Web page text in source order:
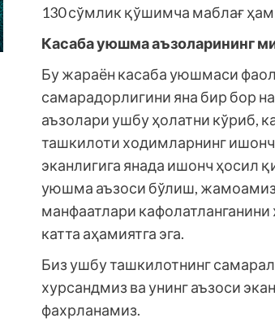
130 сўмлик қўшимча маблағ
Касаба уюшма аъзоларининг
Бу жараён касаба уюшмаси
самарадорлигини яна бир бор
аъзолари ушбу ҳолатни кўриб,
ташкилоти ходимларнинг
эканлигига янада ишонч ҳосил
уюшма аъзоси бўлиш,
манфаатлари
катта аҳамиятга эга.
Биз ушбу ташкилотнинг
хурсандмиз ва унинг аъзоси
фахрланамиз.